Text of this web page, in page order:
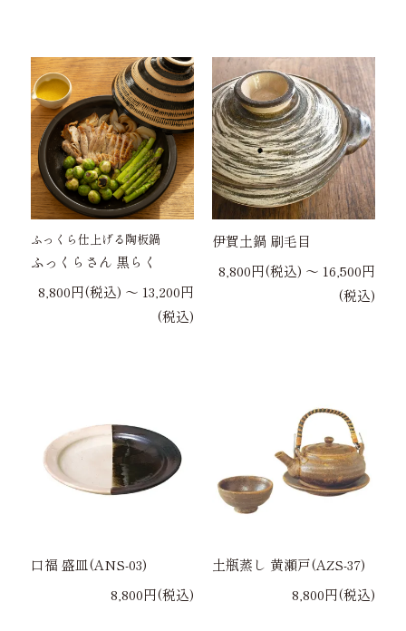
ふっくら仕上げる陶板鍋
ふっくらさん 黒らく
8,800円(税込) 〜 13,200円
(税込)
伊賀土鍋 刷毛目
8,800円(税込) 〜 16,500円
(税込)
口福 盛皿(ANS-03)
8,800円(税込)
土瓶蒸し 黄瀬戸(AZS-37)
8,800円(税込)